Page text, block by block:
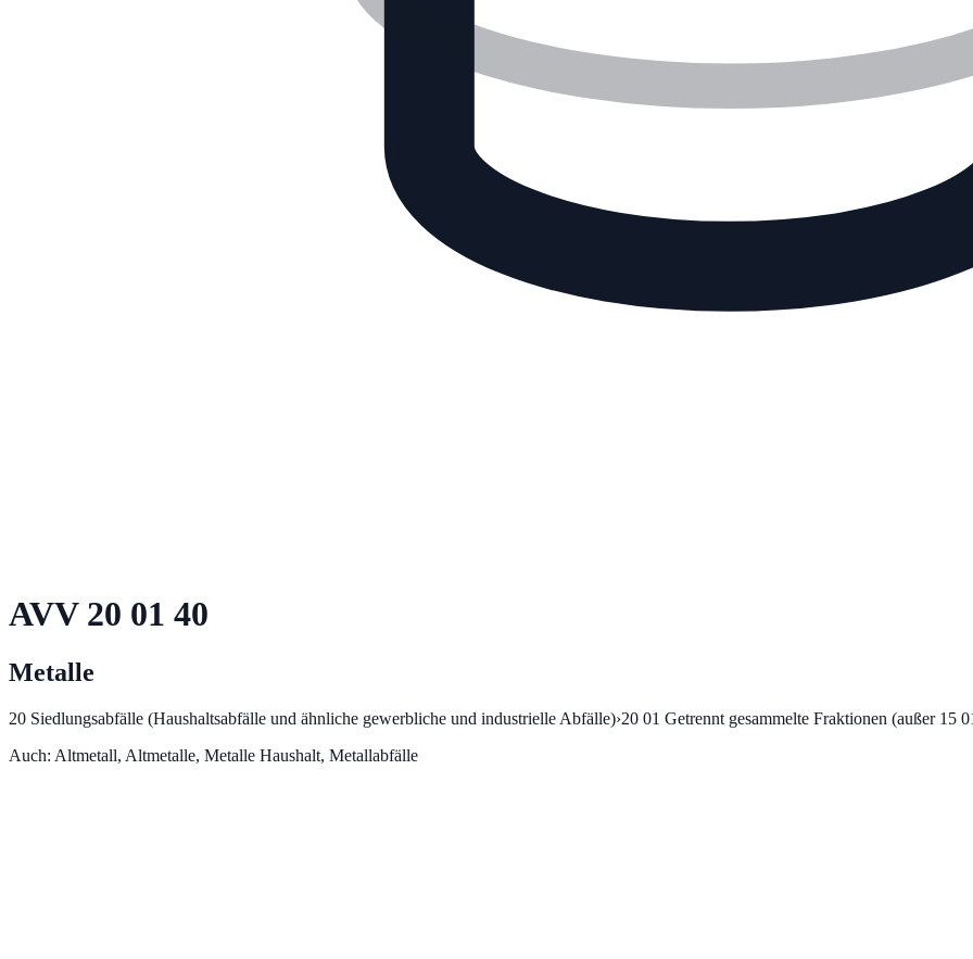
AVV 20 01 40
Metalle
20 Siedlungsabfälle (Haushaltsabfälle und ähnliche gewerbliche und industrielle Abfälle)›20 01 Getrennt gesammelte Fraktionen (außer 15
Auch: Altmetall, Altmetalle, Metalle Haushalt, Metallabfälle